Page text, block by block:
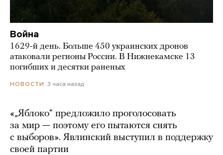
Война
1629-й день. Больше 450 украинских дронов
атаковали регионы России. В Нижнекамске 13
погибших и десятки раненых
НОВОСТИ 3 часа назад
«„Яблоко“ предложило проголосовать
за мир — поэтому его пытаются снять
с выборов». Явлинский выступил в поддержку
своей партии